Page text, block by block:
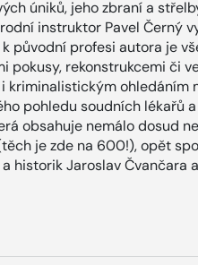
úniků, jeho zbraní a
instruktor Pavel Černý
původní profesi autora je
pokusy, rekonstrukcemi či
kriminalistickým ohledáním
pohledu soudních lékařů
obsahuje nemálo dosud
je zde na 600!), opět
historik Jaroslav Čvančara